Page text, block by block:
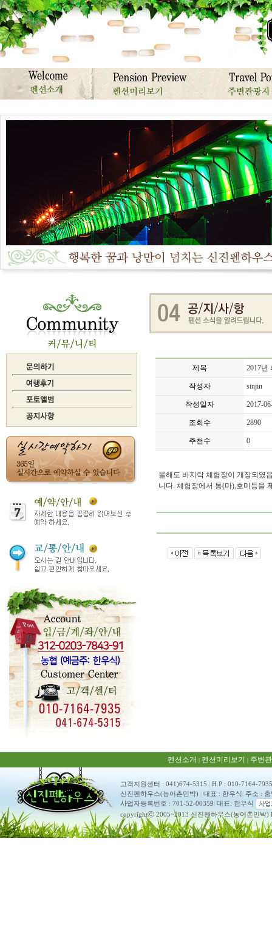
제목 2017년
작성자 sinjin
작성일자 2017-
조회수 2890
추천수 0
올해도 바지락 체험장이 개장되였
니다. 체험장에서 통(마),호미등을
펜션소개 | 펜션미리보기 | 주변
고객지원센터 : 041)674-5315 | H.P : 010-7164-7935
신진펜하우스(농어촌민박) | 대표 : 한우식| 주소 :
사업자등록번호 : 701-52-00359 대표: 한우식
copyrightⓒ 2005~2013 신진펜하우스(농어촌민박)